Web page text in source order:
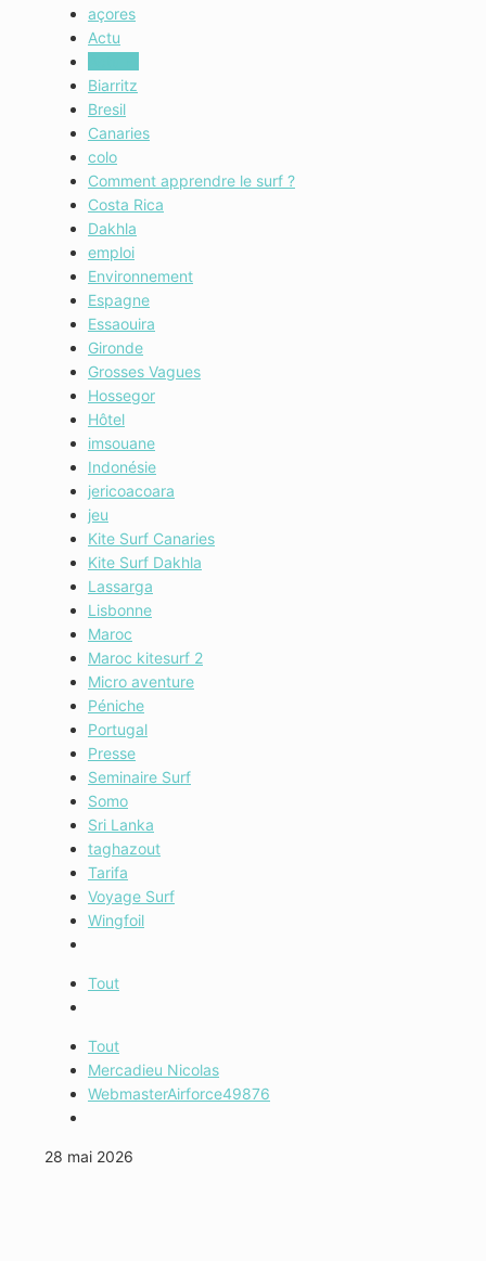
açores
Actu
Biarritz
Bresil
Canaries
colo
Comment apprendre le surf ?
Costa Rica
Dakhla
emploi
Environnement
Espagne
Essaouira
Gironde
Grosses Vagues
Hossegor
Hôtel
imsouane
Indonésie
jericoacoara
jeu
Kite Surf Canaries
Kite Surf Dakhla
Lassarga
Lisbonne
Maroc
Maroc kitesurf 2
Micro aventure
Péniche
Portugal
Presse
Seminaire Surf
Somo
Sri Lanka
taghazout
Tarifa
Voyage Surf
Wingfoil
Tout
Tout
Mercadieu Nicolas
WebmasterAirforce49876
28 mai 2026